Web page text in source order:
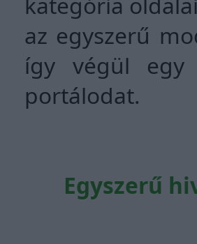
az egyszerű
így végül egy
portálodat.
Egyszerű